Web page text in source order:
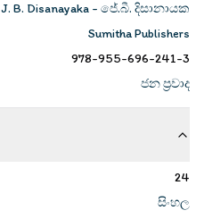
J. B. Disanayaka - ජේ.බී. දිසානායක
Sumitha Publishers
978-955-696-241-3
ජන ප්‍රවාද
24
සිංහල